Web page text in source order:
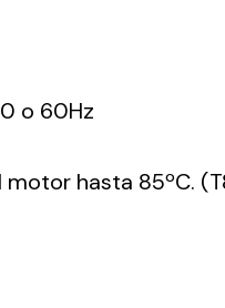
o 60Hz
hasta 85ºC.